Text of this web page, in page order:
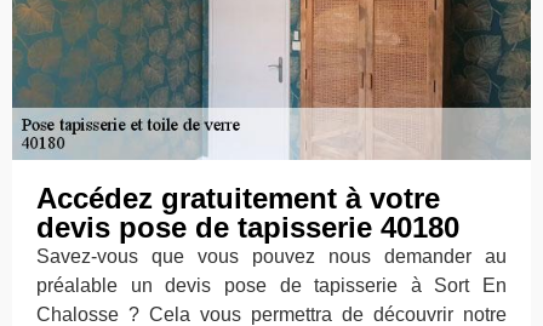
Accédez gratuitement à votre
devis pose de tapisserie 40180
Savez-vous que vous pouvez nous demander au
préalable un devis pose de tapisserie à Sort En
Chalosse ? Cela vous permettra de découvrir notre